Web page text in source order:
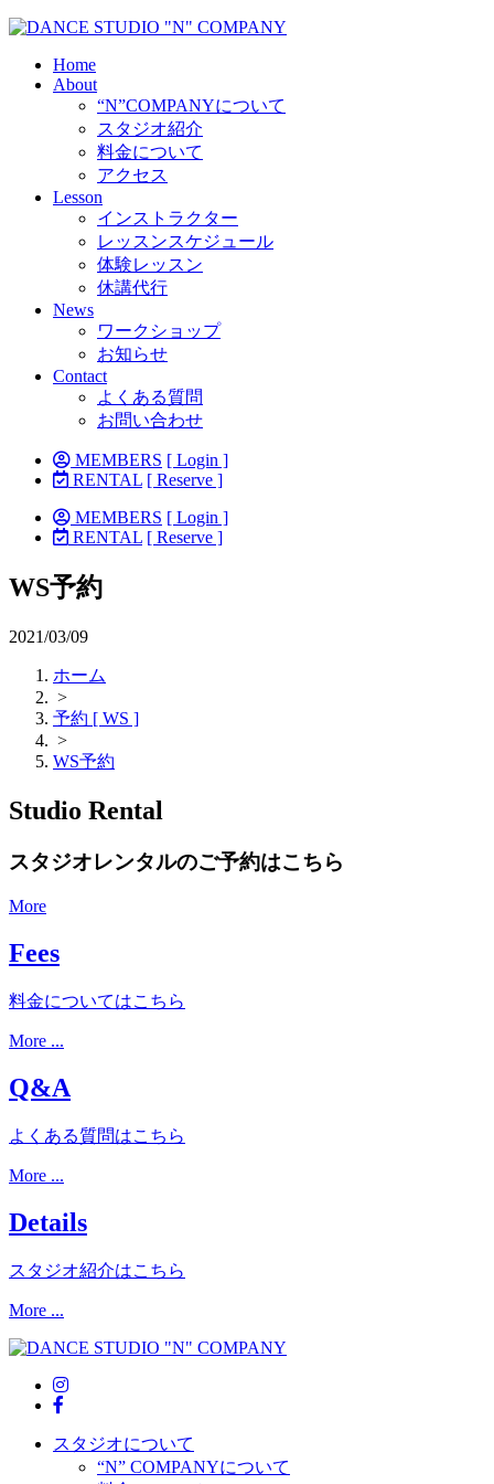
Home
About
“N”COMPANYについて
スタジオ紹介
料金について
アクセス
Lesson
インストラクター
レッスンスケジュール
体験レッスン
休講代行
News
ワークショップ
お知らせ
Contact
よくある質問
お問い合わせ
MEMBERS [ Login ]
RENTAL [ Reserve ]
MEMBERS [ Login ]
RENTAL [ Reserve ]
WS予約
2021/03/09
ホーム
>
予約 [ WS ]
>
WS予約
Studio Rental
スタジオレンタルのご予約はこちら
More
Fees
料金についてはこちら
More ...
Q&A
よくある質問はこちら
More ...
Details
スタジオ紹介はこちら
More ...
スタジオについて
“N” COMPANYについて